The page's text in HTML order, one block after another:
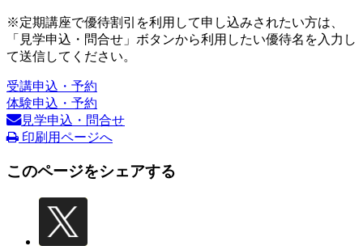
※定期講座で優待割引を利用して申し込みされたい方は、
「見学申込・問合せ」ボタンから利用したい優待名を入力し
て送信してください。
受講申込・予約
体験申込・予約
見学申込・問合せ
印刷用ページへ
このページをシェアする